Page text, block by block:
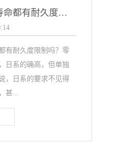
汽车零部件寿命都有耐久度限制吗？
有耐久度限制吗？零
日系的确高，但单独
，日系的要求不见得
甚...